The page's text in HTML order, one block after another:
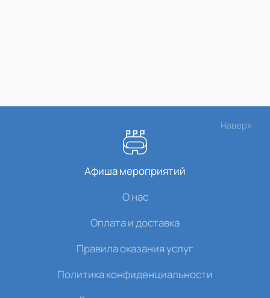
Наверх
Афиша мероприятий
О нас
Оплата и доставка
Правила оказания услуг
Политика конфиденциальности